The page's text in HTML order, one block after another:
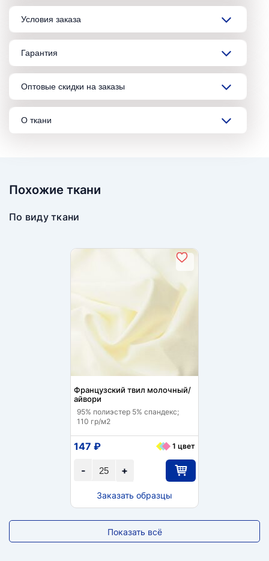
Условия заказа
Гарантия
Оптовые скидки на заказы
О ткани
Похожие ткани
По виду ткани
Французский твил молочный/
айвори
95% полиэстер 5% спандекс;
110 гр/м2
+
-
147 ₽ 1 цвет
Заказать образцы
Показать всё